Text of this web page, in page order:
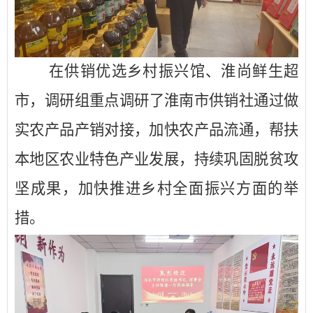
在供销优选乡村振兴馆、淮尚鲜生超
市， 调研组重点调研了淮南市供销社通过做
实农产品产销对接，加快农产品流通，帮扶
本地区农业特色产业发展，持续巩固脱贫攻
坚成果，加快推进乡村全面振兴方面的举
措。